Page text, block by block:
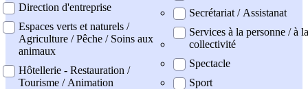
Direction d'entreprise
Espaces verts et naturels /
Agriculture / Pêche / Soins aux
animaux
Hôtellerie - Restauration /
Tourisme / Animation
Secrétariat / Assistanat
Services à la personne / à la
collectivité
Spectacle
Sport